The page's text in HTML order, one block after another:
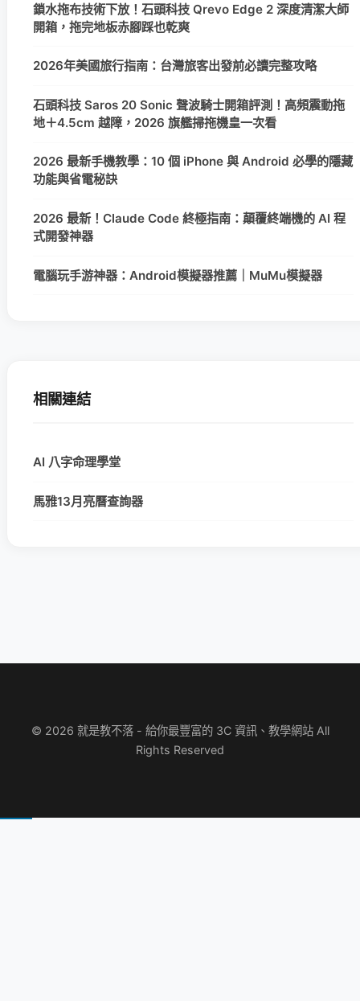
鎖水拖布技術下放！石頭科技 Qrevo Edge 2 深度清潔大師
開箱，拖完地板赤腳踩也乾爽
2026年美國旅行指南：台灣旅客出發前必讀完整攻略
石頭科技 Saros 20 Sonic 聲波騎士開箱評測！高頻震動拖
地＋4.5cm 越障，2026 旗艦掃拖機皇一次看
2026 最新手機教學：10 個 iPhone 與 Android 必學的隱藏
功能與省電秘訣
2026 最新！Claude Code 終極指南：顛覆終端機的 AI 程
式開發神器
電腦玩手游神器：Android模擬器推薦｜MuMu模擬器
相關連結
AI 八字命理學堂
馬雅13月亮曆查詢器
© 2026 就是教不落 - 給你最豐富的 3C 資訊、教學網站 All
Rights Reserved